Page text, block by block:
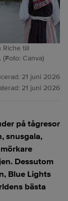
Riche till
Canva)
21 juni 2026
21 juni 2026
på tågresor
snusgala,
Dessutom
Blue Lights
bästa